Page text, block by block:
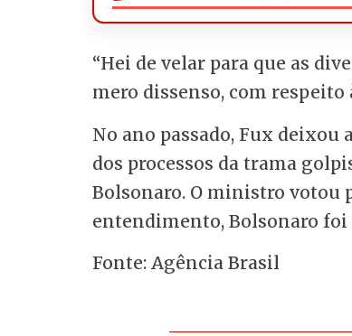
“Hei de velar para que as
mero dissenso, com
No ano passado, Fux
dos processos da trama
Bolsonaro. O ministro votou
entendimento, Bolsonaro foi
Fonte: Agência Brasil